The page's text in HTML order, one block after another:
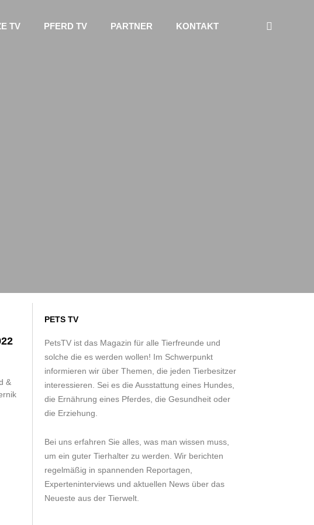
TV PFERD TV PARTNER KONTAKT
&
PETS TV
PetsTV ist das Magazin für alle Tierfreunde und
solche die es werden wollen! Im Schwerpunkt
informieren wir über Themen, die jeden Tierbesitzer
interessieren. Sei es die Ausstattung eines Hundes,
die Ernährung eines Pferdes, die Gesundheit oder
die Erziehung.
Bei uns erfahren Sie alles, was man wissen muss,
um ein guter Tierhalter zu werden. Wir berichten
regelmäßig in spannenden Reportagen,
Experteninterviews und aktuellen News über das
Neueste aus der Tierwelt.